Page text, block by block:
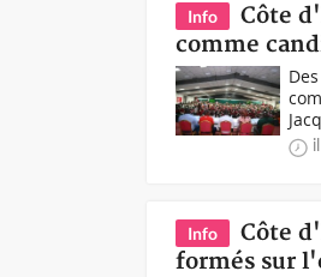
Info
Côte
comme
Info
Côte
formés sur